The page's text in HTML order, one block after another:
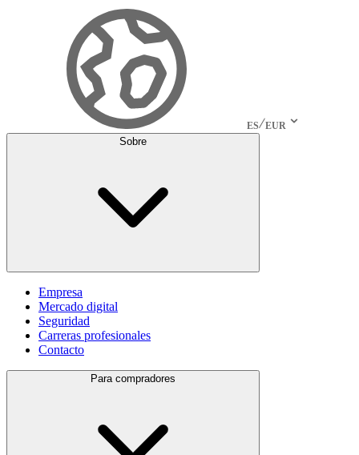
ES EUR
Sobre
Empresa
Mercado digital
Seguridad
Carreras profesionales
Contacto
Para compradores